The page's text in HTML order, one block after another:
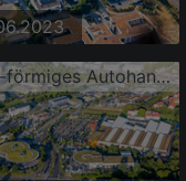
Acht-förmiges Autohandels- Gebäude mit begrüntem Dach des Autohauses Autohaus Ebert GmbH & Co. KG und Auto Knapp GmbH und Globus Baumarkt Weinheim